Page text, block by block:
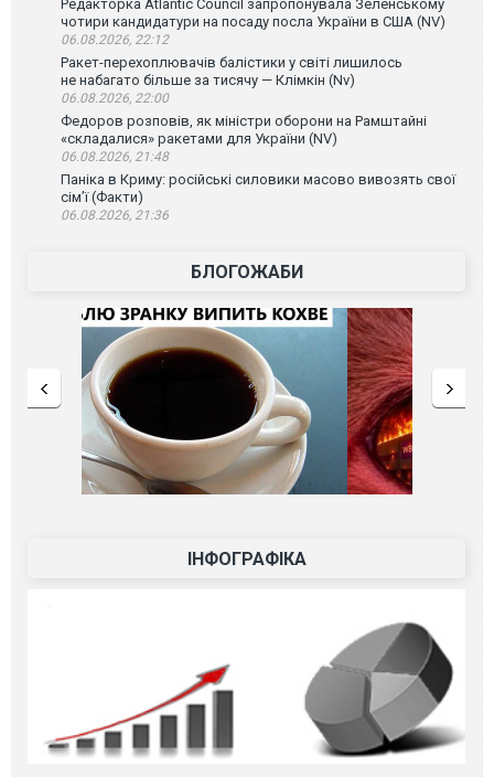
Редакторка Atlantic Council запропонувала Зеленському
чотири кандидатури на посаду посла України в США (NV)
06.08.2026, 22:12
Ракет-перехоплювачів балістики у світі лишилось
не набагато більше за тисячу — Клімкін (Nv)
06.08.2026, 22:00
Федоров розповів, як міністри оборони на Рамштайні
«складалися» ракетами для України (NV)
06.08.2026, 21:48
Паніка в Криму: російські силовики масово вивозять свої
сім’ї (Факти)
06.08.2026, 21:36
БЛОГОЖАБИ
ІНФОГРАФІКА